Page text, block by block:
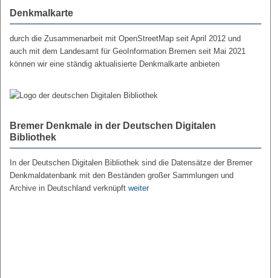
Denkmalkarte
durch die Zusammenarbeit mit OpenStreetMap seit April 2012 und
auch mit dem Landesamt für GeoInformation Bremen seit Mai 2021
können wir eine ständig aktualisierte Denkmalkarte anbieten
Bremer Denkmale in der Deutschen Digitalen
Bibliothek
In der Deutschen Digitalen Bibliothek sind die Datensätze der Bremer
Denkmaldatenbank mit den Beständen großer Sammlungen und
Archive in Deutschland verknüpft weiter